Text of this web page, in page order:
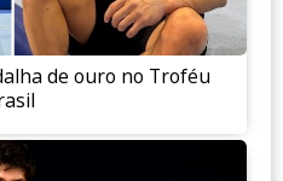
de ouro no Troféu